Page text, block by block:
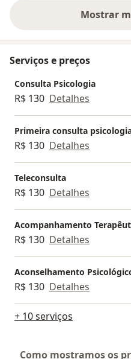
meus pacientes as
desenvolvimento da
Além dolindo trabalho
de proporcionar
Mostrar
Serviços e preços
Consulta Psicologia
R$ 130 Detalhes
Primeira consulta
R$ 130 Detalhes
Teleconsulta
R$ 130 Detalhes
Acompanhamento
R$ 130 Detalhes
Aconselhamento
R$ 130 Detalhes
+ 10 serviços
Como mostramos os